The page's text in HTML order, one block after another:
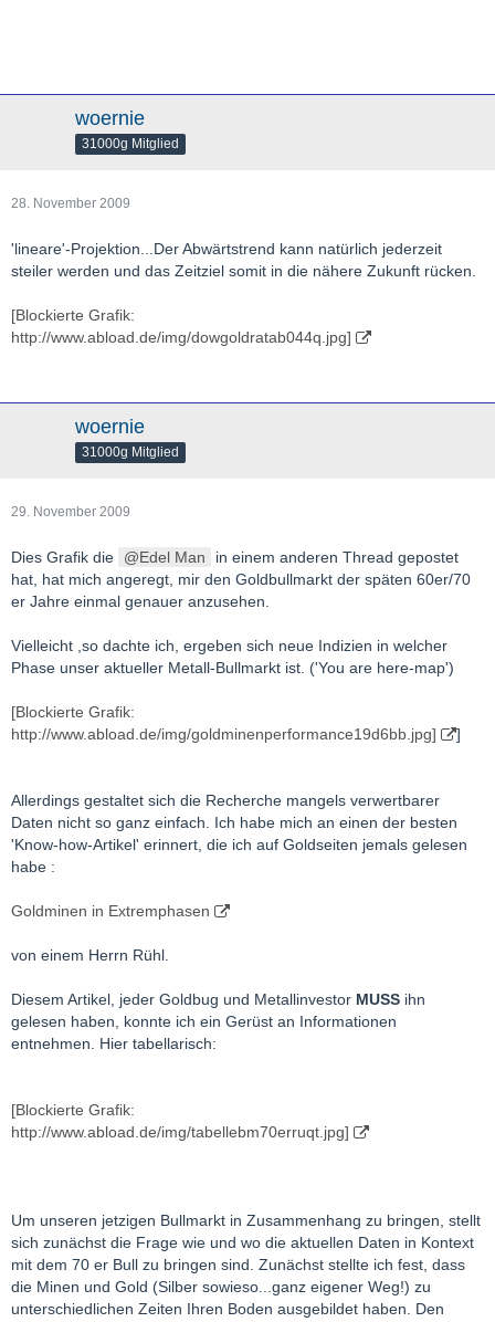
woernie
31000g Mitglied
28. November 2009
'lineare'-Projektion...Der Abwärtstrend kann natürlich jederzeit
steiler werden und das Zeitziel somit in die nähere Zukunft rücken.
[Blockierte Grafik:
http://www.abload.de/img/dowgoldratab044q.jpg]
woernie
31000g Mitglied
29. November 2009
Dies Grafik die Edel Man
in einem anderen Thread gepostet
hat, hat mich angeregt, mir den Goldbullmarkt der späten 60er/70
er Jahre einmal genauer anzusehen.
Vielleicht ,so dachte ich, ergeben sich neue Indizien in welcher
Phase unser aktueller Metall-Bullmarkt ist. ('You are here-map')
[Blockierte Grafik:
http://www.abload.de/img/goldminenperformance19d6bb.jpg]
]
Allerdings gestaltet sich die Recherche mangels verwertbarer
Daten nicht so ganz einfach. Ich habe mich an einen der besten
'Know-how-Artikel' erinnert, die ich auf Goldseiten jemals gelesen
habe :
Goldminen in Extremphasen
von einem Herrn Rühl.
Diesem Artikel, jeder Goldbug und Metallinvestor MUSS ihn
gelesen haben, konnte ich ein Gerüst an Informationen
entnehmen. Hier tabellarisch:
[Blockierte Grafik:
http://www.abload.de/img/tabellebm70erruqt.jpg]
Um unseren jetzigen Bullmarkt in Zusammenhang zu bringen, stellt
sich zunächst die Frage wie und wo die aktuellen Daten in Kontext
mit dem 70 er Bull zu bringen sind. Zunächst stellte ich fest, dass
die Minen und Gold (Silber sowieso...ganz eigener Weg!) zu
unterschiedlichen Zeiten Ihren Boden ausgebildet haben. Den